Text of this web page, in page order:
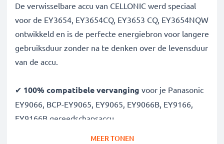
De verwisselbare accu van CELLONIC werd speciaal
voor de EY3654, EY3654CQ, EY3653 CQ, EY3654NQW
ontwikkeld en is de perfecte energiebron voor langere
gebruiksduur zonder na te denken over de levensduur
van de accu.
✔ 100% compatibele vervanging voor je Panasonic
EY9066, BCP-EY9065, EY9065, EY9066B, EY9166,
EY9166B gereedschapsaccu
MEER TONEN